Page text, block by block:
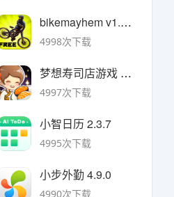
bikemayhem v1.6.2安卓版
4998次下载
梦想寿司店游戏 v4.14.1安卓版
4997次下载
小智日历 2.3.7
4995次下载
小步外勤 4.9.0
4990次下载